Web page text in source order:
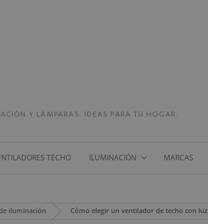
Y LÁMPARAS. IDEAS PARA TU HOGAR.
TECHO ILUMINACIÓN MARCAS
iluminación Cómo elegir un ventilador de techo con luz